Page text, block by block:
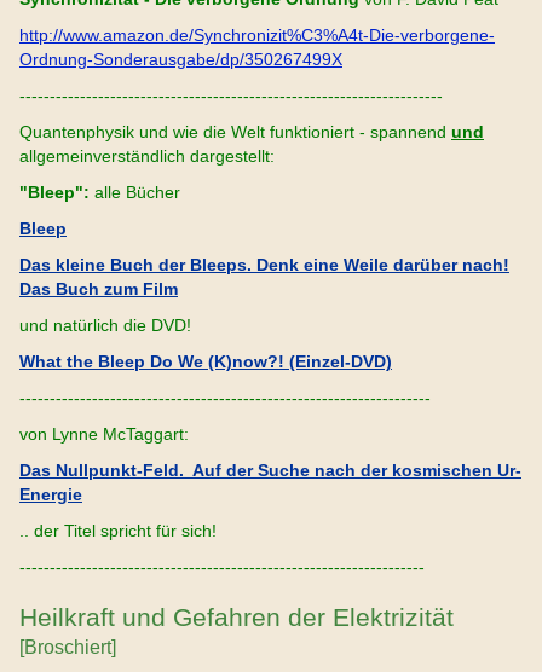
http://www.amazon.de/Synchronizit%C3%A4t-Die-verborgene-
Ordnung-Sonderausgabe/dp/350267499X
----------------------------------------------------------------------
Quantenphysik und wie die Welt funktioniert - spannend und
allgemeinverständlich dargestellt:
"Bleep": alle Bücher
Bleep
Das kleine Buch der Bleeps. Denk eine Weile darüber nach!
Das Buch zum Film
und natürlich die DVD!
What the Bleep Do We (K)now?! (Einzel-DVD)
--------------------------------------------------------------------
von Lynne McTaggart:
Das Nullpunkt-Feld. Auf der Suche nach der kosmischen Ur-
Energie
.. der Titel spricht für sich!
-------------------------------------------------------------------
Heilkraft und Gefahren der Elektrizität
[Broschiert]